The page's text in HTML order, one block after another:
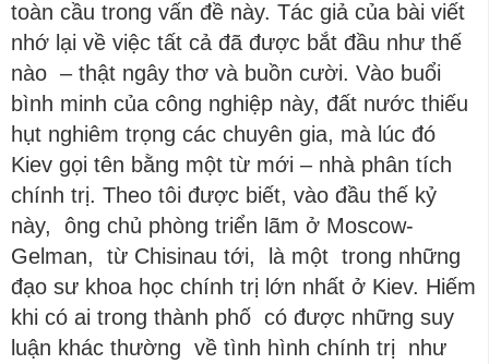
toàn cầu trong vấn đề này. Tác giả của bài viết
nhớ lại về việc tất cả đã được bắt đầu như thế
nào – thật ngây thơ và buồn cười. Vào buổi
bình minh của công nghiệp này, đất nước thiếu
hụt nghiêm trọng các chuyên gia, mà lúc đó
Kiev gọi tên bằng một từ mới – nhà phân tích
chính trị. Theo tôi được biết, vào đầu thế kỷ
này, ông chủ phòng triển lãm ở Moscow-
Gelman, từ Chisinau tới, là một trong những
đạo sư khoa học chính trị lớn nhất ở Kiev. Hiếm
khi có ai trong thành phố có được những suy
luận khác thường về tình hình chính trị như